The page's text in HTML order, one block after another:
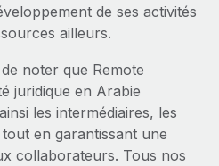
de ses activités
ailleurs.
noter que Remote
juridique en Arabie
les intermédiaires, les
en garantissant une
collaborateurs. Tous nos